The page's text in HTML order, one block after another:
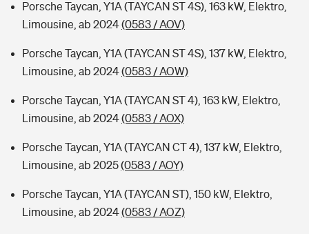
Porsche Taycan, Y1A (TAYCAN ST 4S), 163 kW, Elektro,
Limousine, ab 2024(0583 / AOV)
Porsche Taycan, Y1A (TAYCAN ST 4S), 137 kW, Elektro,
Limousine, ab 2024(0583 / AOW)
Porsche Taycan, Y1A (TAYCAN ST 4), 163 kW, Elektro,
Limousine, ab 2024(0583 / AOX)
Porsche Taycan, Y1A (TAYCAN CT 4), 137 kW, Elektro,
Limousine, ab 2025(0583 / AOY)
Porsche Taycan, Y1A (TAYCAN ST), 150 kW, Elektro,
Limousine, ab 2024(0583 / AOZ)